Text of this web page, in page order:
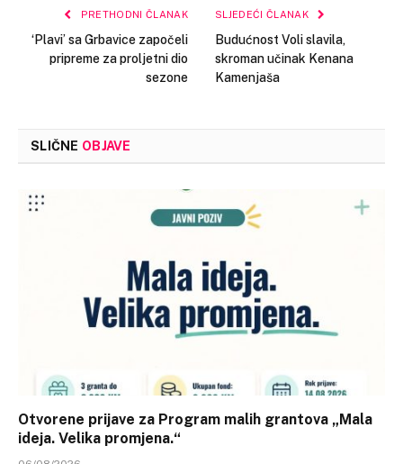
PRETHODNI ČLANAK
‘Plavi’ sa Grbavice započeli
pripreme za proljetni dio
sezone
SLJEDEĆI ČLANAK
Budućnost Voli slavila,
skroman učinak Kenana
Kamenjaša
SLIČNE OBJAVE
Otvorene prijave za Program malih grantova „Mala
ideja. Velika promjena.“